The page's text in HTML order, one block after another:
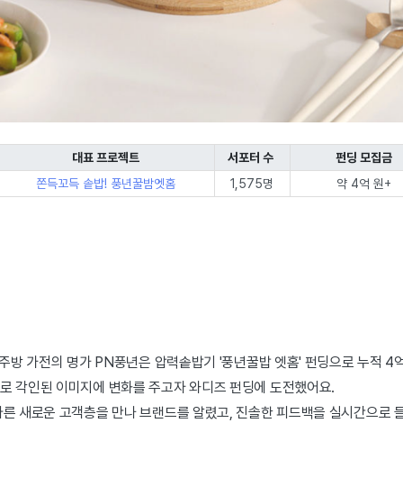
대표 프로젝트 서포터 수
펀딩 모집금
쫀득꼬득 솥밥! 풍년꿀밤엣홈
1,575명 약 4억 원+
방 가전의 명가 PN풍년은 압력솥밥기 '풍년꿀밥 엣홈' 펀딩으로 누적
각인된 이미지에 변화를 주고자 와디즈 펀딩에 도전했어요.
새로운 고객층을 만나 브랜드를 알렸고, 진솔한 피드백을 실시간으로